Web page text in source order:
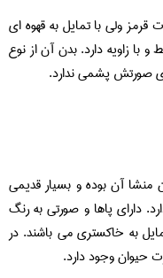
ولی با تمایل به قهوه ای
با زاویه دارد. بدن آن از نوع
صورتش پشمی ندارد.
منشا آن بوده و بسیار قدیمی
دارای پاها و صورتی به رنگ
به خاکستری می باشند. در
حیوان وجود دارد.